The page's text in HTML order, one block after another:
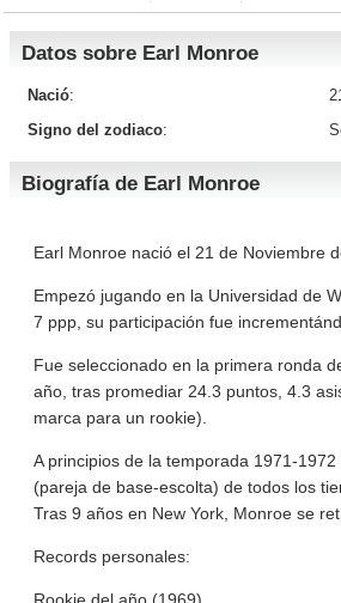
Datos sobre Earl Monroe
Nació:
Signo del zodiaco:
Biografía de Earl Monroe
Earl Monroe nació el 21 de Noviembre
Empezó jugando en la Universidad de
7 ppp, su participación fue
Fue seleccionado en la primera ronda
año, tras promediar 24.3 puntos, 4.3
marca para un rookie).
A principios de la temporada 1971-
(pareja de base-escolta) de todos los
Tras 9 años en New York, Monroe se
Records personales: